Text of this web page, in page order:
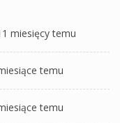
miesięcy temu
temu
temu